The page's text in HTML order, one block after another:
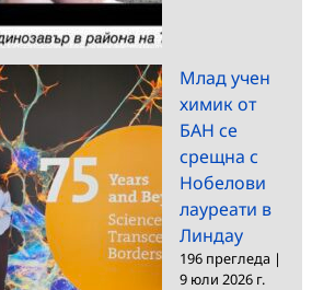
Млад учен
химик от
БАН се
срещна с
Нобелови
лауреати в
Линдау
196 прегледа |
9 юли 2026 г.